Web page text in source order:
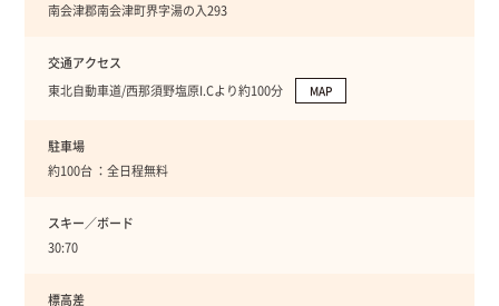
南会津郡南会津町界字湯の入293
交通アクセス
東北自動車道/西那須野塩原I.Cより約100分
MAP
駐車場
約100台 ：全日程無料
スキー／ボード
30:70
標高差